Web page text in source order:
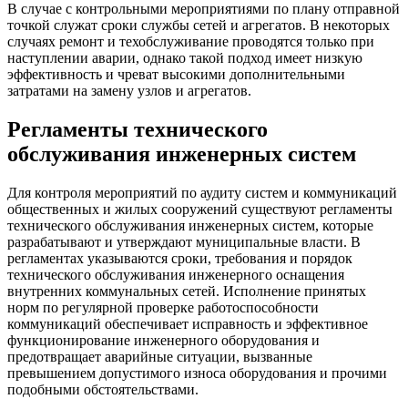
В случае с контрольными мероприятиями по плану отправной
точкой служат сроки службы сетей и агрегатов. В некоторых
случаях ремонт и техобслуживание проводятся только при
наступлении аварии, однако такой подход имеет низкую
эффективность и чреват высокими дополнительными
затратами на замену узлов и агрегатов.
Регламенты технического
обслуживания инженерных систем
Для контроля мероприятий по аудиту систем и коммуникаций
общественных и жилых сооружений существуют регламенты
технического обслуживания инженерных систем, которые
разрабатывают и утверждают муниципальные власти. В
регламентах указываются сроки, требования и порядок
технического обслуживания инженерного оснащения
внутренних коммунальных сетей. Исполнение принятых
норм по регулярной проверке работоспособности
коммуникаций обеспечивает исправность и эффективное
функционирование инженерного оборудования и
предотвращает аварийные ситуации, вызванные
превышением допустимого износа оборудования и прочими
подобными обстоятельствами.